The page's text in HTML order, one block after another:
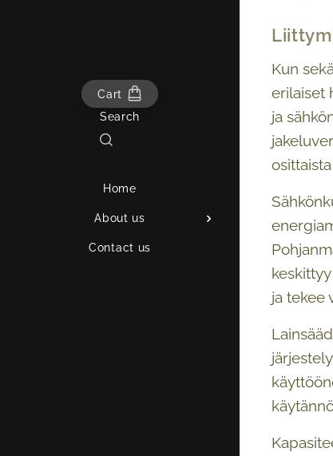
Cart
Search
Home
About us
Contact us
Kun
erilaiset
ja
ja tekee